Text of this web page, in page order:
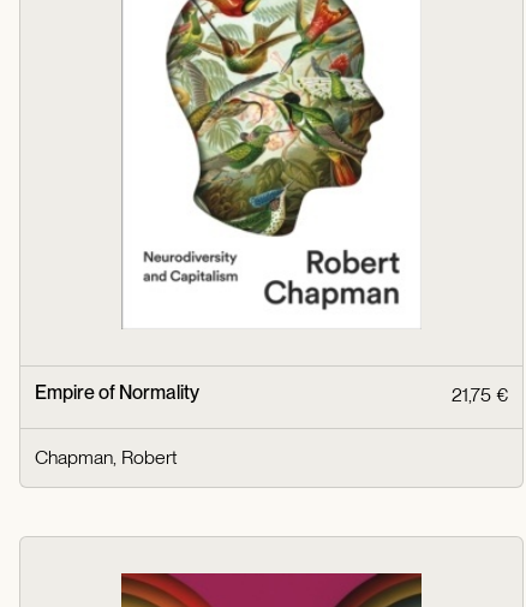
Empire of Normality 21,75 €
Chapman, Robert